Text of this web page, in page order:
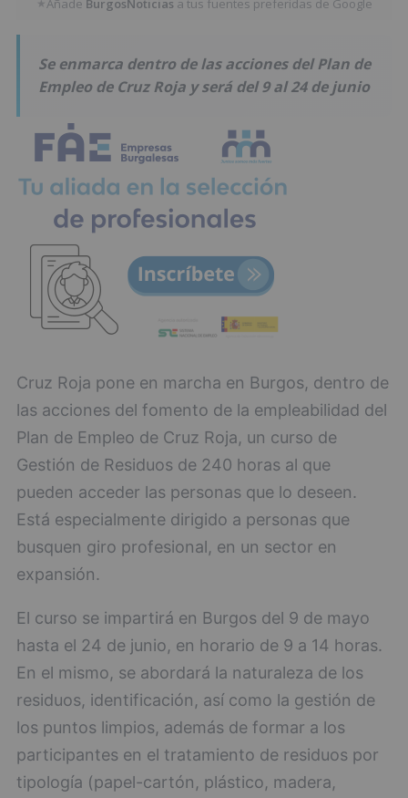
★Añade BurgosNoticias a tus fuentes preferidas de Google
Se enmarca dentro de las acciones del Plan de
Empleo de Cruz Roja y será del 9 al 24 de junio
Cruz Roja pone en marcha en Burgos, dentro de
las acciones del fomento de la empleabilidad del
Plan de Empleo de Cruz Roja, un curso de
Gestión de Residuos de 240 horas al que
pueden acceder las personas que lo deseen.
Está especialmente dirigido a personas que
busquen giro profesional, en un sector en
expansión.
El curso se impartirá en Burgos del 9 de mayo
hasta el 24 de junio, en horario de 9 a 14 horas.
En el mismo, se abordará la naturaleza de los
residuos, identificación, así como la gestión de
los puntos limpios, además de formar a los
participantes en el tratamiento de residuos por
tipología (papel-cartón, plástico, madera,